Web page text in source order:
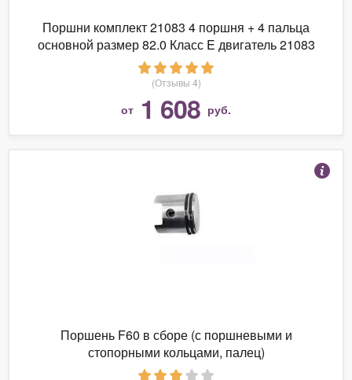
Поршни комплект 21083 4 поршня + 4 пальца
основной размер 82.0 Класс E двигатель 21083
LADA 21083-1004015-5E
(Отзывы 4)
от 1 608 руб.
Поршень F60 в сборе (с поршневыми и
стопорными кольцами, палец)